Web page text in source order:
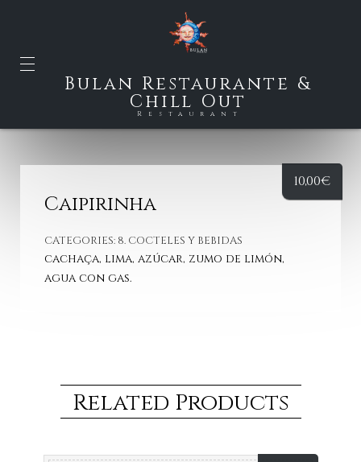
Bulan Restaurante &
Chill Out
Restaurant
Caipirinha
CATEGORIES: 8. COCTELES Y BEBIDAS
cachaça, lima, azúcar, zumo de limón,
agua con gas.
10,00€
Related Products